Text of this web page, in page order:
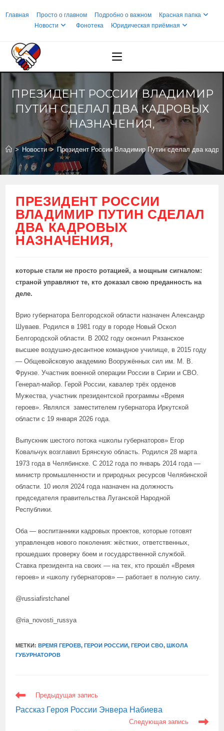
Главная Просто о главном Подробно о важном
Красная папка
Новости
Фонотека Юридическая приёмная
ПРЕЗИДЕНТ РОССИИ ВЛАДИМИР
ПУТИН СДЕЛАЛ ДВА КАДРОВЫХ
НАЗНАЧЕНИЯ,
> Новости > Президент России Владимир Путин сделал два
ПРЕЗИДЕНТ РОССИИ
ВЛАДИМИР ПУТИН СДЕЛАЛ
ДВА КАДРОВЫХ
НАЗНАЧЕНИЯ,
которые стали не просто ротацией, а мощным сигналом:
страной управляют те, кто доказал свою преданность на
деле.
Врио губернатора Белгородской области назначен Александр
Шуваев. Родился в 1981 году в городе Новый Оскол
Белгородской области. В 2002 году окончил Рязанское
высшее воздушно-десантное командное училище, в 2015 году
— Общевойсковую академию Вооружённых сил им. М. В.
Фрунзе. Участник военной операции России в Сирии и СВО.
Генерал-майор. Герой России, кавалер трёх орденов
Мужества, участник президентской программы «Время
героев». Являлся заместителем губернатора Иркутской
области с 19 января 2026 года.
Выпускник шестого потока «школы губернаторов» Егор
Ковальчук возглавил Брянскую область. Родился 28 марта
1973 года в Челябинске. С 2012 года по январь 2014 года —
министр промышленности и природных ресурсов Челябинской
области. 10 июля 2024 года назначен на должность
председателя правительства Луганской Народной
Республики.
Оба — воспитанники кадровых проектов, которые готовят
управленцев нового поколения: жёстких, ответственных,
прошедших проверку боем и государственной службой.
Ставка президента на своих — на тех, кто прошёл «Время
героев» и «школу губернаторов» — работает в полную силу.
@russiafirstchanel
@ria_novosti_russya
МЕТКИ:ВРЕМЯ ГЕРОЕВ, ГЕРОИ РОССИИ, ГЕРОИ СВО, ШКОЛА
ГУБУРНАТОРОВ
ЕЩЕ
СТАТЬИ
Предыдущая запись
Рассказ Героя России Энвера Набиева
Следующая запись